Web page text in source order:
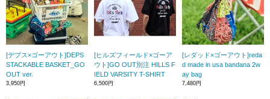
[デプス×ゴーアウト]DEPS
STACKABLE BASKET_GO
OUT ver.
3,950円
[ヒルズフィールド×ゴーア
ウト]GO OUT別注 HILLS F
IELD VARSITY T-SHIRT
6,500円
[レダッド×ゴーアウト]reda
d made in usa bandana 2w
ay bag
7,480円